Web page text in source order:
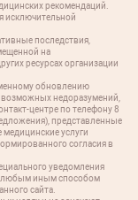
рекомендаций.
исключительной
последствия,
на
ресурсах организации
обновлению
возможных недоразумений,
центре по телефону 8
представленные
услуги
согласия в
уведомления
любым иным способом
сайта.